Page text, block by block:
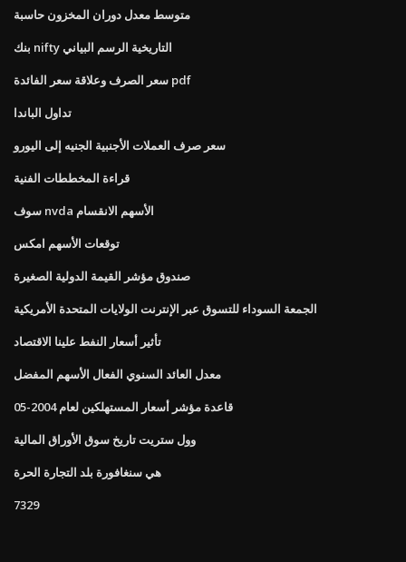
متوسط ​​معدل دوران المخزون حاسبة
بنك nifty التاريخية الرسم البياني
سعر الصرف وعلاقة سعر الفائدة pdf
تداول الباندا
سعر صرف العملات الأجنبية الجنيه إلى اليورو
قراءة المخططات الفنية
سوف nvda الأسهم الانقسام
توقعات الأسهم امكس
صندوق مؤشر القيمة الدولية الصغيرة
الجمعة السوداء للتسوق عبر الإنترنت الولايات المتحدة الأمريكية
تأثير أسعار النفط علينا الاقتصاد
معدل العائد السنوي الفعال الأسهم المفضل
قاعدة مؤشر أسعار المستهلكين لعام 2004-05
وول ستريت تاريخ سوق الأوراق المالية
هي سنغافورة بلد التجارة الحرة
7329